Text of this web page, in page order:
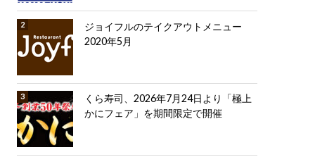
ジョイフルのテイクアウトメニュー
2020年5月
くら寿司、2026年7月24日より「極上
かにフェア」を期間限定で開催